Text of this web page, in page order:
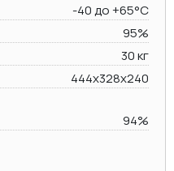
-40 до +65°C
95%
30 кг
444x328x240
94%